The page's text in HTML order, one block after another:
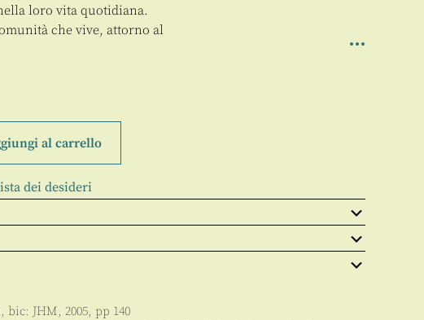
loro vita quotidiana.
che vive, attorno al
al carrello
dei desideri
, bic: JHM, 2005, pp 140